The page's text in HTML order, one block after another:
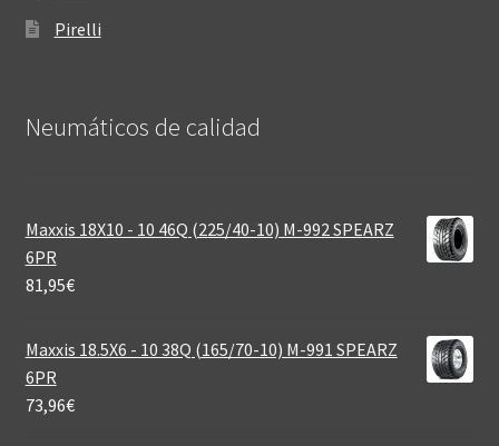
Pirelli
Neumáticos de calidad‎
Maxxis 18X10 - 10 46Q (225/40-10) M-992 SPEARZ
6PR
81,95€
Maxxis 18.5X6 - 10 38Q (165/70-10) M-991 SPEARZ
6PR
73,96€